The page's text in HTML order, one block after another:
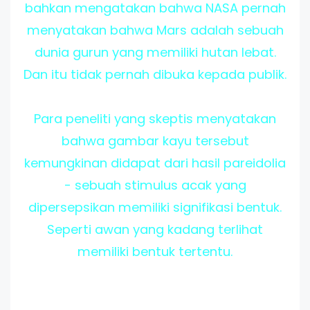
bahkan mengatakan bahwa NASA pernah
menyatakan bahwa Mars adalah sebuah
dunia gurun yang memiliki hutan lebat.
Dan itu tidak pernah dibuka kepada publik.
Para peneliti yang skeptis menyatakan
bahwa gambar kayu tersebut
kemungkinan didapat dari hasil pareidolia
- sebuah stimulus acak yang
dipersepsikan memiliki signifikasi bentuk.
Seperti awan yang kadang terlihat
memiliki bentuk tertentu.